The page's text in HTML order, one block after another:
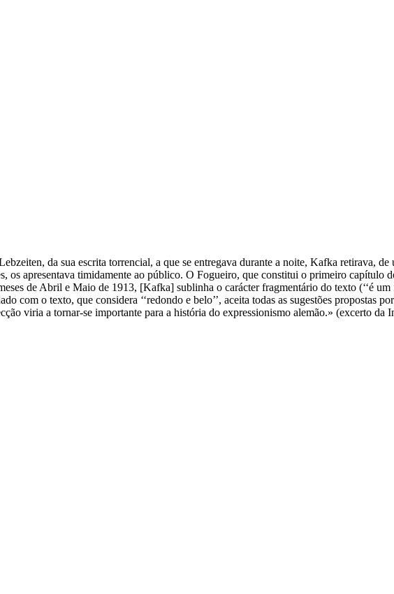
da sua escrita torrencial, a que se entregava durante a noite, Kafka retirava, de
os apresentava timidamente ao público. O Fogueiro, que constitui o primeiro capítulo
de Abril e Maio de 1913, [Kafka] sublinha o carácter fragmentário do texto (‘‘é um
com o texto, que considera ‘‘redondo e belo’’, aceita todas as sugestões propostas
viria a tornar-se importante para a história do expressionismo alemão.» (excerto da